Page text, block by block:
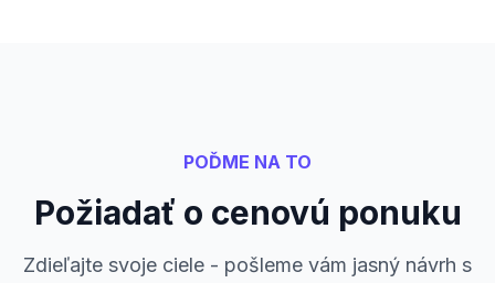
POĎME NA TO
Požiadať o cenovú ponuku
Zdieľajte svoje ciele - pošleme vám jasný návrh s